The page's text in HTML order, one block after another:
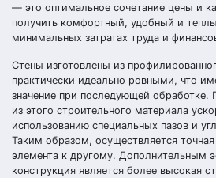
— это оптимальное сочетание цены и
получить комфортный, удобный и
минимальных затратах труда и
Стены изготовлены из
практически идеально ровными, что
значение при последующей обработке.
из этого строительного материала
использованию специальных пазов и
Таким образом, осуществляется
элемента к другому. Дополнительным
конструкция является более высокая